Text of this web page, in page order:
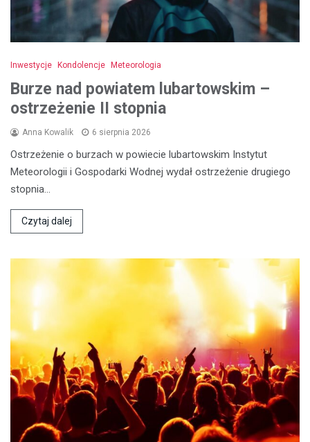
Inwestycje Kondolencje Meteorologia
Burze nad powiatem lubartowskim –
ostrzeżenie II stopnia
Anna Kowalik 6 sierpnia 2026
Ostrzeżenie o burzach w powiecie lubartowskim Instytut
Meteorologii i Gospodarki Wodnej wydał ostrzeżenie drugiego
stopnia…
Czytaj dalej